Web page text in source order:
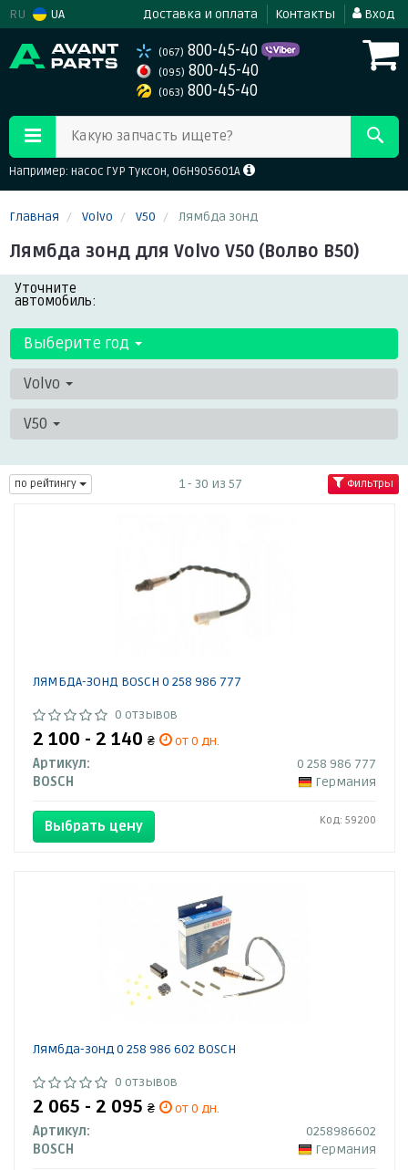
RU UA Доставка и оплата Контакты Вход
(067) 800-45-40
(095) 800-45-40
(063) 800-45-40
Какую запчасть ищете?
Например: насос ГУР Туксон, 06H905601A
Главная Volvo V50 Лямбда зонд
Лямбда зонд для Volvo V50 (Волво В50)
Уточните
автомобиль:
Выберите год
Volvo
V50
по рейтингу 1 - 30 из 57 Фильтры
ЛЯМБДА-ЗОНД BOSCH 0 258 986 777
0 отзывов
2 100 - 2 140 ₴
от 0 дн.
Артикул:
0 258 986 777
BOSCH
Германия
Выбрать цену Код: 59200
Лямбда-зонд 0 258 986 602 BOSCH
0 отзывов
2 065 - 2 095 ₴
от 0 дн.
Артикул:
0258986602
BOSCH
Германия